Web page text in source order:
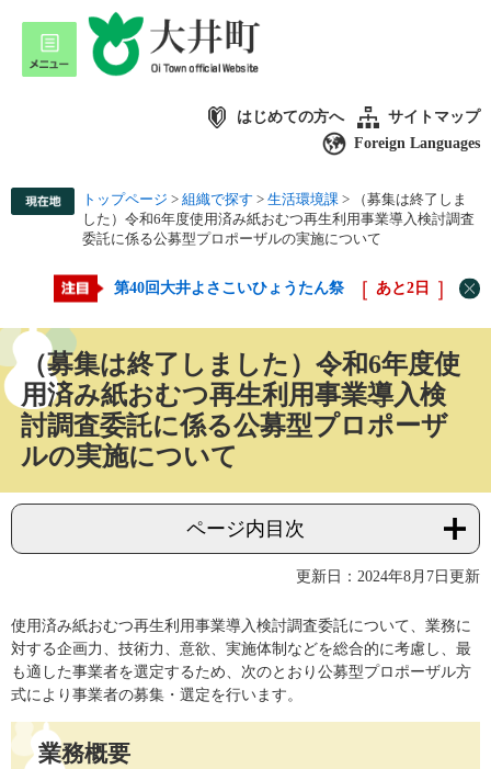
はじめての方へ
サイトマップ
Foreign Languages
トップページ > 組織で探す > 生活環境課 >
（募集は終了しま
した）令和6年度使用済み紙おむつ再生利用事業導入検討調査
委託に係る公募型プロポーザルの実施について
第40回大井よさこいひょうたん祭 あと2 日
（募集は終了しました）令和6年度使
用済み紙おむつ再生利用事業導入検
討調査委託に係る公募型プロポーザ
ルの実施について
ページ内目次
更新日：2024年8月7日更新
使用済み紙おむつ再生利用事業導入検討調査委託について、業務に
対する企画力、技術力、意欲、実施体制などを総合的に考慮し、最
も適した事業者を選定するため、次のとおり公募型プロポーザル方
式により事業者の募集・選定を行います。
業務概要